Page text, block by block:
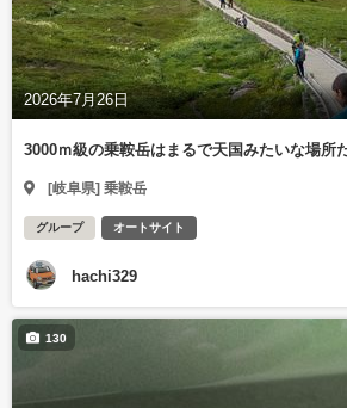
2026年7月26日
3000ｍ級の乗鞍岳はまるで天国みたいな場所
[岐阜県] 乗鞍岳
グループ オートサイト
hachi329
130